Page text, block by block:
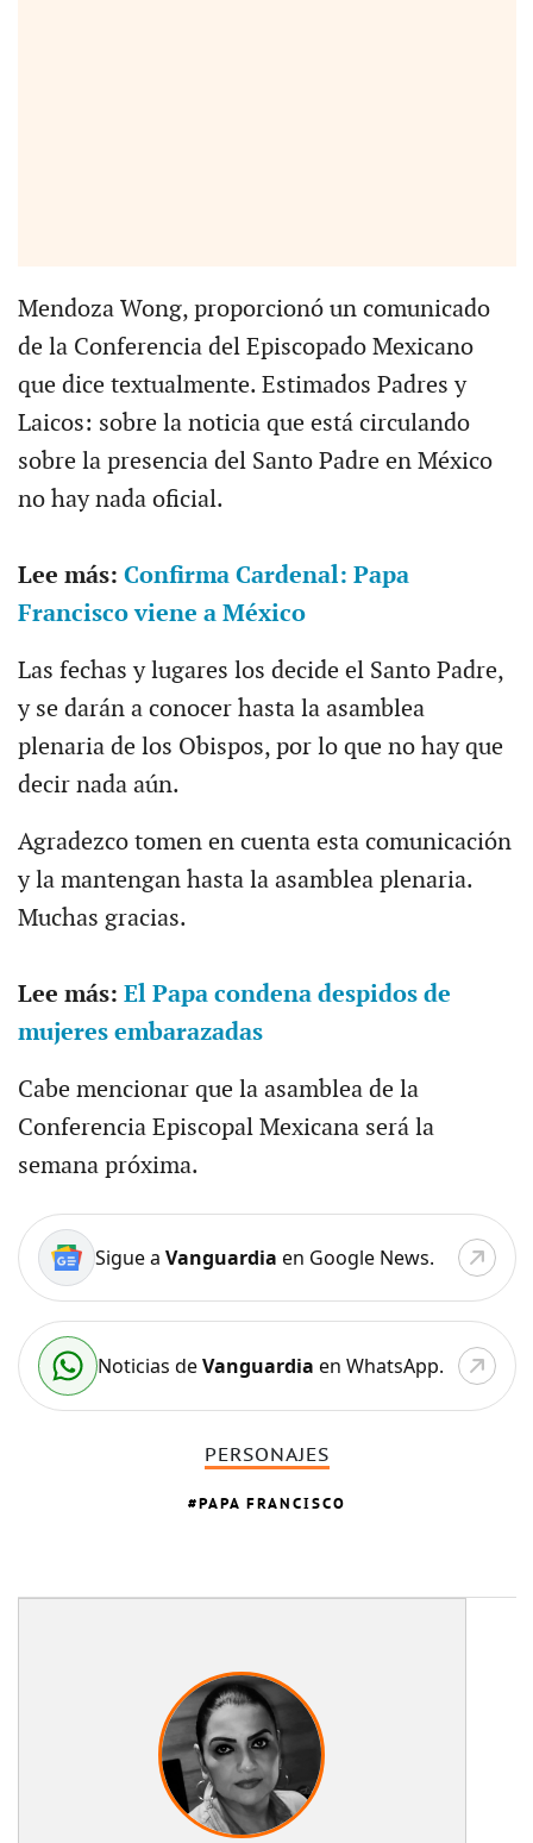
Mendoza Wong, proporcionó un comunicado
de la Conferencia del Episcopado Mexicano
que dice textualmente. Estimados Padres y
Laicos: sobre la noticia que está circulando
sobre la presencia del Santo Padre en México
no hay nada oficial.
Lee más: Confirma Cardenal: Papa
Francisco viene a México
Las fechas y lugares los decide el Santo Padre,
y se darán a conocer hasta la asamblea
plenaria de los Obispos, por lo que no hay que
decir nada aún.
Agradezco tomen en cuenta esta comunicación
y la mantengan hasta la asamblea plenaria.
Muchas gracias.
Lee más: El Papa condena despidos de
mujeres embarazadas
Cabe mencionar que la asamblea de la
Conferencia Episcopal Mexicana será la
semana próxima.
Sigue a Vanguardia en Google News.
Noticias deVanguardia en WhatsApp.
PERSONAJES
PAPA FRANCISCO